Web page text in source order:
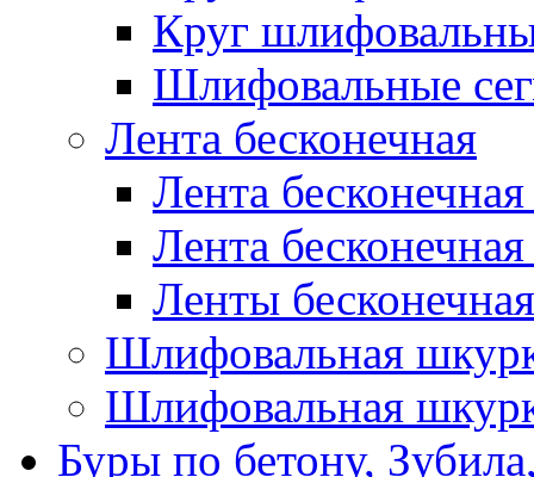
Круг
Шлифовальные
Лента бесконечная
Лента
Лента
Ленты
Шлифовальная
Шлифовальная
Буры по бетону,